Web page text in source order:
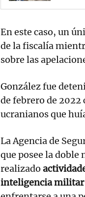
En este caso, un
de la fiscalía
sobre las
González fue
de febrero de 2022
ucranianos que
La Agencia de
que posee la doble
realizado
inteligencia militar